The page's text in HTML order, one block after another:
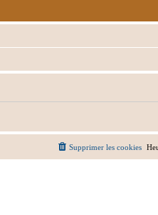
Supprimer les cookies